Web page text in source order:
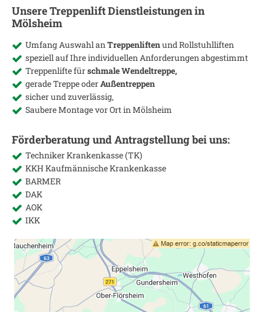
Unsere Treppenlift Dienstleistungen in
Mölsheim
Umfang Auswahl anTreppenliftenund Rollstuhlliften
speziell auf Ihre individuellen Anforderungen abgestimmt
Treppenlifte fürschmale Wendeltreppe,
gerade Treppe oderAußentreppen
sicher und zuverlässig,
Saubere Montage vor Ort inMölsheim
Förderberatung und Antragstellung bei uns:
Techniker Krankenkasse (TK)
KKH Kaufmännische Krankenkasse
BARMER
DAK
AOK
IKK